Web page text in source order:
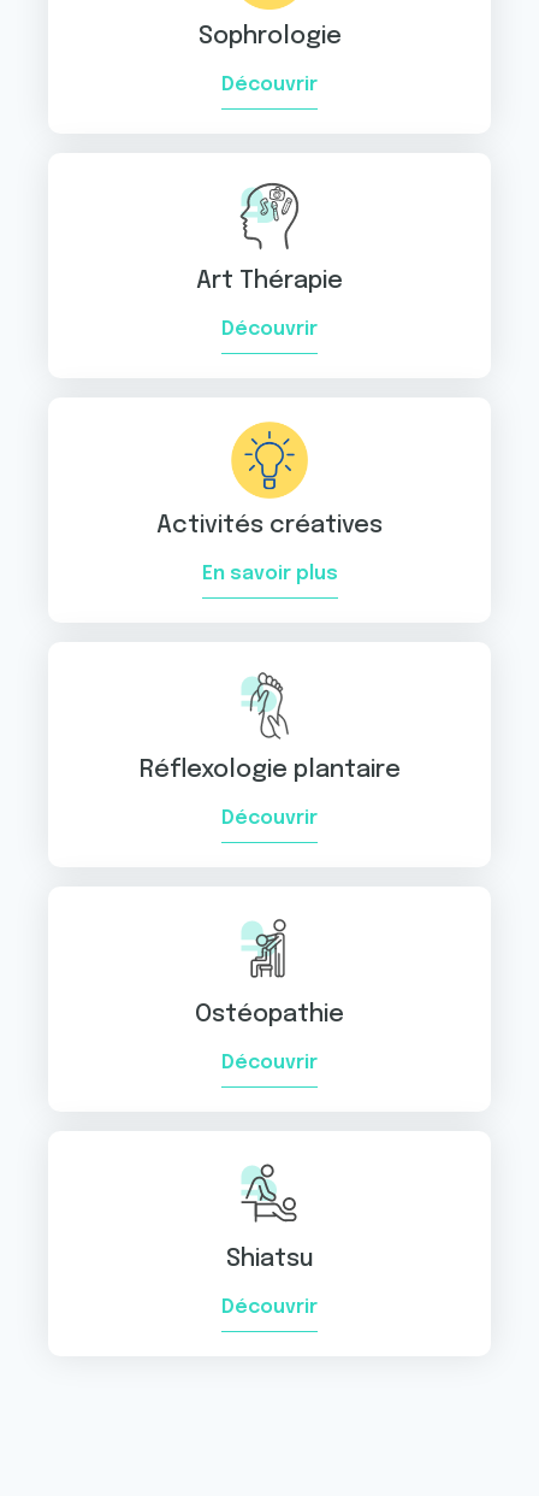
Sophrologie
Découvrir
Art Thérapie
Découvrir
Activités créatives
En savoir plus
Réflexologie plantaire
Découvrir
Ostéopathie
Découvrir
Shiatsu
Découvrir